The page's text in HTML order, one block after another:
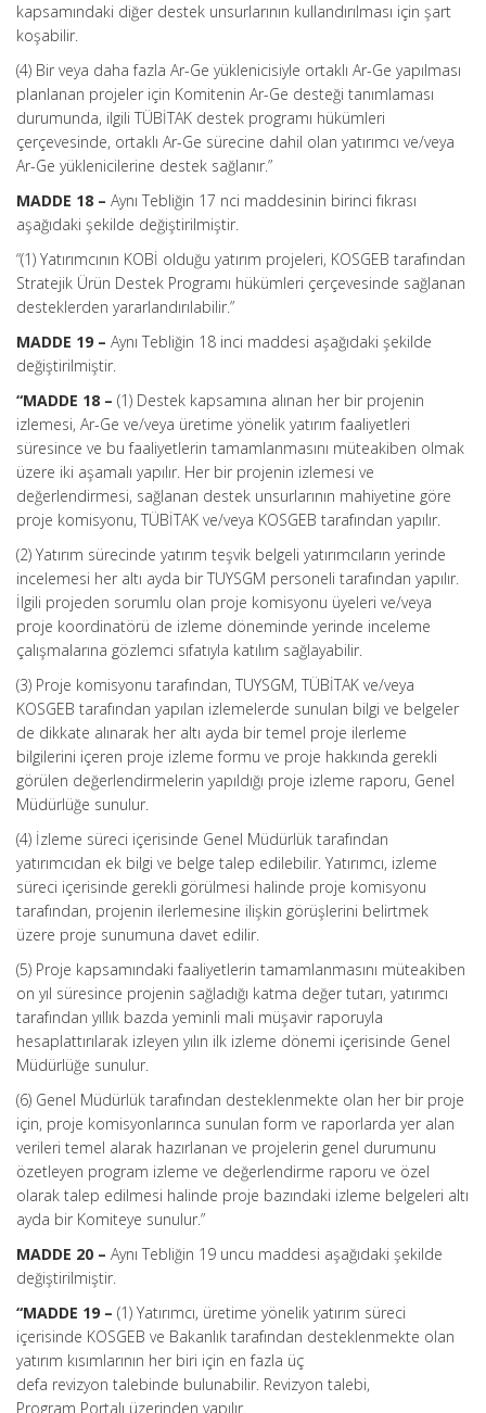
kapsamındaki diğer destek unsurlarının kullandırılması için şart
koşabilir.
(4) Bir veya daha fazla Ar-Ge yüklenicisiyle ortaklı Ar-Ge yapılması
planlanan projeler için Komitenin Ar-Ge desteği tanımlaması
durumunda, ilgili TÜBİTAK destek programı hükümleri
çerçevesinde, ortaklı Ar-Ge sürecine dahil olan yatırımcı ve/veya
Ar-Ge yüklenicilerine destek sağlanır.”
MADDE 18 – Aynı Tebliğin 17 nci maddesinin birinci fıkrası
aşağıdaki şekilde değiştirilmiştir.
“(1) Yatırımcının KOBİ olduğu yatırım projeleri, KOSGEB tarafından
Stratejik Ürün Destek Programı hükümleri çerçevesinde sağlanan
desteklerden yararlandırılabilir.”
MADDE 19 – Aynı Tebliğin 18 inci maddesi aşağıdaki şekilde
değiştirilmiştir.
“MADDE 18 – (1) Destek kapsamına alınan her bir projenin
izlemesi, Ar-Ge ve/veya üretime yönelik yatırım faaliyetleri
süresince ve bu faaliyetlerin tamamlanmasını müteakiben olmak
üzere iki aşamalı yapılır. Her bir projenin izlemesi ve
değerlendirmesi, sağlanan destek unsurlarının mahiyetine göre
proje komisyonu, TÜBİTAK ve/veya KOSGEB tarafından yapılır.
(2) Yatırım sürecinde yatırım teşvik belgeli yatırımcıların yerinde
incelemesi her altı ayda bir TUYSGM personeli tarafından yapılır.
İlgili projeden sorumlu olan proje komisyonu üyeleri ve/veya
proje koordinatörü de izleme döneminde yerinde inceleme
çalışmalarına gözlemci sıfatıyla katılım sağlayabilir.
(3) Proje komisyonu tarafından, TUYSGM, TÜBİTAK ve/veya
KOSGEB tarafından yapılan izlemelerde sunulan bilgi ve belgeler
de dikkate alınarak her altı ayda bir temel proje ilerleme
bilgilerini içeren proje izleme formu ve proje hakkında gerekli
görülen değerlendirmelerin yapıldığı proje izleme raporu, Genel
Müdürlüğe sunulur.
(4) İzleme süreci içerisinde Genel Müdürlük tarafından
yatırımcıdan ek bilgi ve belge talep edilebilir. Yatırımcı, izleme
süreci içerisinde gerekli görülmesi halinde proje komisyonu
tarafından, projenin ilerlemesine ilişkin görüşlerini belirtmek
üzere proje sunumuna davet edilir.
(5) Proje kapsamındaki faaliyetlerin tamamlanmasını müteakiben
on yıl süresince projenin sağladığı katma değer tutarı, yatırımcı
tarafından yıllık bazda yeminli mali müşavir raporuyla
hesaplattırılarak izleyen yılın ilk izleme dönemi içerisinde Genel
Müdürlüğe sunulur.
(6) Genel Müdürlük tarafından desteklenmekte olan her bir proje
için, proje komisyonlarınca sunulan form ve raporlarda yer alan
verileri temel alarak hazırlanan ve projelerin genel durumunu
özetleyen program izleme ve değerlendirme raporu ve özel
olarak talep edilmesi halinde proje bazındaki izleme belgeleri altı
ayda bir Komiteye sunulur.”
MADDE 20 – Aynı Tebliğin 19 uncu maddesi aşağıdaki şekilde
değiştirilmiştir.
“MADDE 19 – (1) Yatırımcı, üretime yönelik yatırım süreci
içerisinde KOSGEB ve Bakanlık tarafından desteklenmekte olan
yatırım kısımlarının her biri için en fazla üç
defa revizyon talebinde bulunabilir. Revizyon talebi,
Program Portalı üzerinden yapılır.